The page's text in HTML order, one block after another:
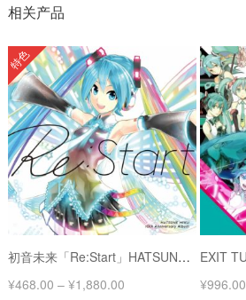
相关产品
特色
初音未来「Re:Start」HATSUNE MIKU 10th Anniversary 10周年初回限定专辑
¥468.00 – ¥1,880.00
¥996.00